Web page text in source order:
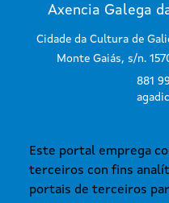
Este portal emprega
terceiros con fins
portais de terceiros
Axencia Galega
Cidade da Cultura de
Monte Gaiás, s/n.
881